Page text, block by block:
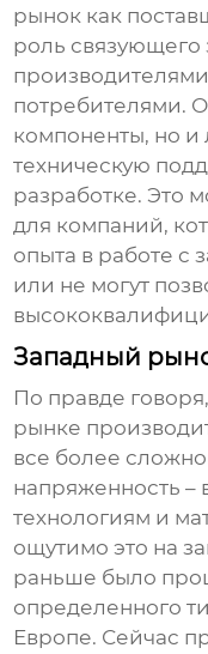
рынок как
роль
потребителями.
компоненты, но и
техническую
разработке. Это
для компаний,
опыта в работе с
или не могут
Западный
По правде
рынке
все более
напряженность –
технологиям и
ощутимо это на
раньше было
определенного
Европе. Сейчас